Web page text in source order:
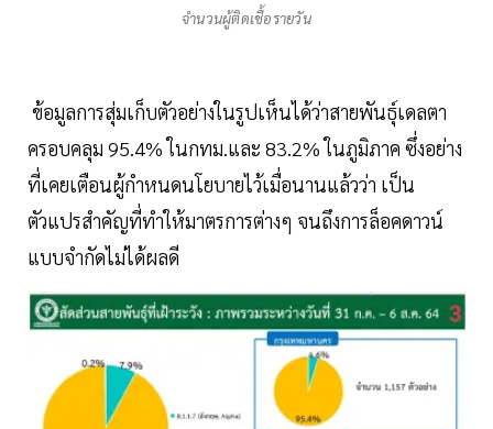
จำนวนผู้ติดเชื้อรายวัน
ข้อมูลการสุ่มเก็บตัวอย่างในรูปเห็นได้ว่าสายพันธุ์เดลตา
ครอบคลุม 95.4% ในกทม.และ 83.2% ในภูมิภาค ซึ่งอย่าง
ที่เคยเตือนผู้กำหนดนโยบายไว้เมื่อนานแล้วว่า เป็น
ตัวแปรสำคัญที่ทำให้มาตรการต่างๆ จนถึงการล็อคดาวน์
แบบจำกัดไม่ได้ผลดี